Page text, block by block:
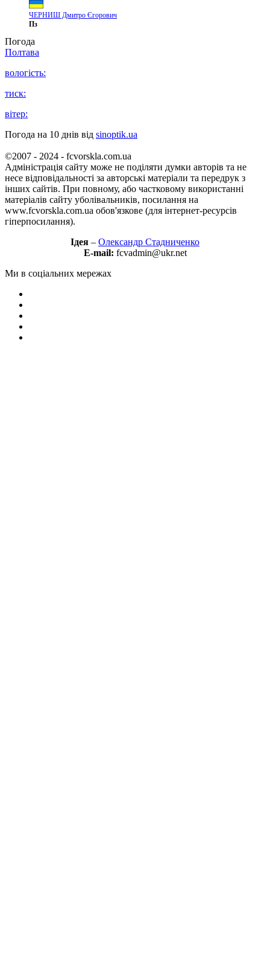
ЧЕРНИШ Дмитро Єгорович
Пз
Погода
Полтава
вологість:
тиск:
вітер:
Погода на 10 днів від sinoptik.ua
©2007 - 2024 - fcvorskla.com.ua
Адміністрація сайту може не поділяти думки авторів та не
несе відповідальності за авторські матеріали та передрук з
інших сайтів. При повному, або частковому використанні
матеріалів сайту уболівальників, посилання на
www.fcvorskla.com.ua обов'язкове (для інтернет-ресурсів
гіперпосилання).
Ідея – Олександр Стадниченко
E-mail: fcvadmin@ukr.net
Ми в соціальних мережах